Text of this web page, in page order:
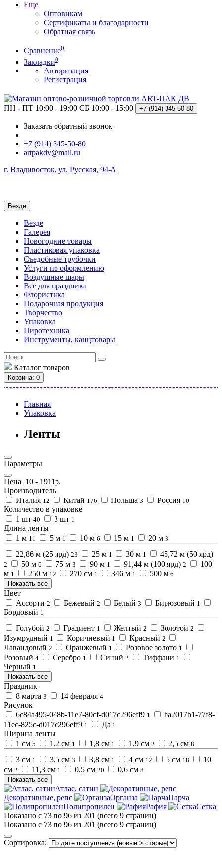
Еще
Оптовикам
Сертификаты и благодарности
Обратная связь
Сравнение0
Закладки0
Авторизация
Регистрация
ПН - ПТ 10:00 - 19:00 СБ 10:00 - 15:00 +7 (914) 345-50-80
Заказать обратный звонок
+7 (914) 345-50-80
artpakdv@mail.ru
г. Владивосток, ул. Русская, 94-А
Везде
Везде
Галерея
Новогодние товары
Пластиковая упаковка
Съедобные трубочки
Услуги по оформлению
Воздушные шары
Все для праздника
Флористика
Подарочная продукция
Творчество
Упаковка
Пиротехника
Инструменты, канцтовары
Каталог товаров
Корзина: 0
Главная
Упаковка
Ленты
Параметры
Цена 10 - 1911р.
Производитель
Италия 12 Китай 176 Польша 3 Россия 10
Количество в упаковке
1 шт 40 3 шт 1
Длина ленты
1 м 11 5 м 1 10 м 6 15 м 1 20 м 3
22,86 м (25 ярд) 23 25 м 1 30 м 1 45,72 м (50 ярд)
2 50 м 6 75 м 3 90 м 1 91,44 м (100 ярд) 2
100
м 1 250 м 12 270 см 1 346 м 1 500 м 6
Показать все
Цвет
Ассорти 2 Бежевый 2 Белый 3 Бирюзовый 1
Бордовый 1
Голубой 2 Градиент 1 Желтый 2 Золотой 2
Изумрудный 1 Коричневый 1 Красный 2
Лавандовый 2 Оранжевый 1 Розовое золото 1
Розовый 4 Серебро 1 Синий 2 Тиффани 1
Черный 1
Показать все
Праздник
8 марта 3 14 февраля 4
Рисунок
6c84a495-048b-11e7-80cf-d017c296eff9 1
ba2017b1-77f8-
11ec-825c-d017c296eff9 1 Да 1
Ширина ленты
1 см 5 1,2 см 1 1,8 см 1 1,9 см 2 2,5 см 8
3 см 1 3,5 см 3 3,8 см 1 4 см 12 5 см 18
10
см 2 11,3 см 1 0,5 см 20 0,6 см 8
Показать все
Атлас, сатин
Декоративные, репс
Органза
Парча
Полипропилен
Рафия
Сетка
Показано с 73 по 96 из 201 (всего 9 страниц)
Показано с 73 по 96 из 201 (всего 9 страниц)
Сортировка: